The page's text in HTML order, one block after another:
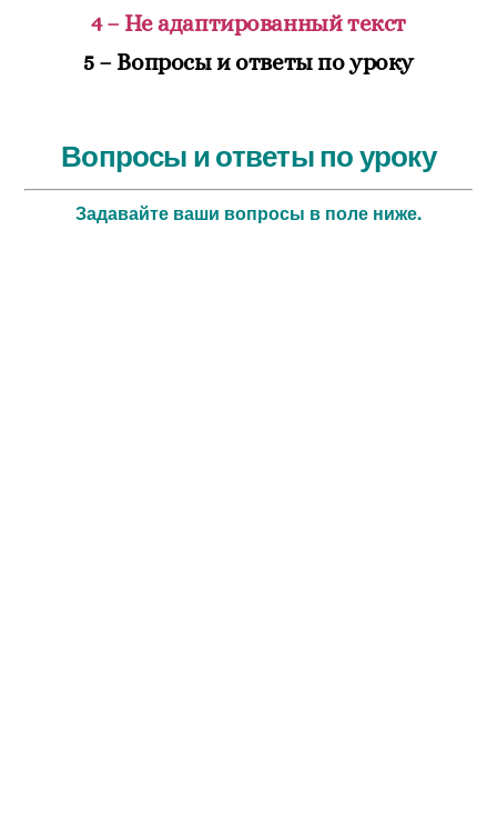
4 – Не адаптированный текст
5 – Вопросы и ответы по уроку
Вопросы и ответы по уроку
Задавайте ваши вопросы в поле ниже.